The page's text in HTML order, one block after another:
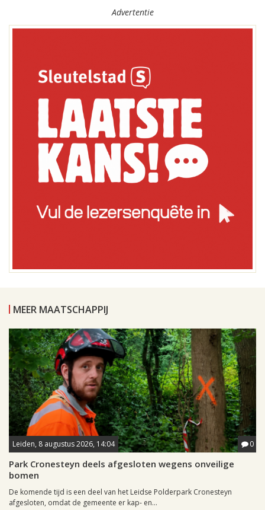
Advertentie
MEER MAATSCHAPPIJ
Leiden, 8 augustus 2026, 14:04 0
Park Cronesteyn deels afgesloten wegens onveilige
bomen
De komende tijd is een deel van het Leidse Polderpark Cronesteyn
afgesloten, omdat de gemeente er kap- en...